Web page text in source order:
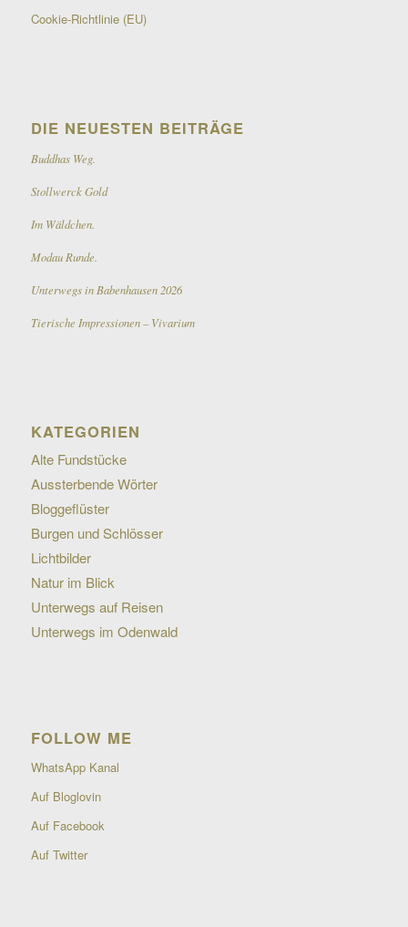
Cookie-Richtlinie (EU)
DIE NEUESTEN BEITRÄGE
Buddhas Weg.
Stollwerck Gold
Im Wäldchen.
Modau Runde.
Unterwegs in Babenhausen 2026
Tierische Impressionen – Vivarium
KATEGORIEN
Alte Fundstücke
Aussterbende Wörter
Bloggeflüster
Burgen und Schlösser
Lichtbilder
Natur im Blick
Unterwegs auf Reisen
Unterwegs im Odenwald
FOLLOW ME
WhatsApp Kanal
Auf Bloglovin
Auf Facebook
Auf Twitter